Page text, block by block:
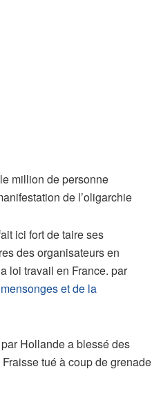
million de personne
de l’oligarchie
ici fort de taire ses
des organisateurs en
loi travail en France. par
et de la
Hollande a blessé des
tué à coup de grenade